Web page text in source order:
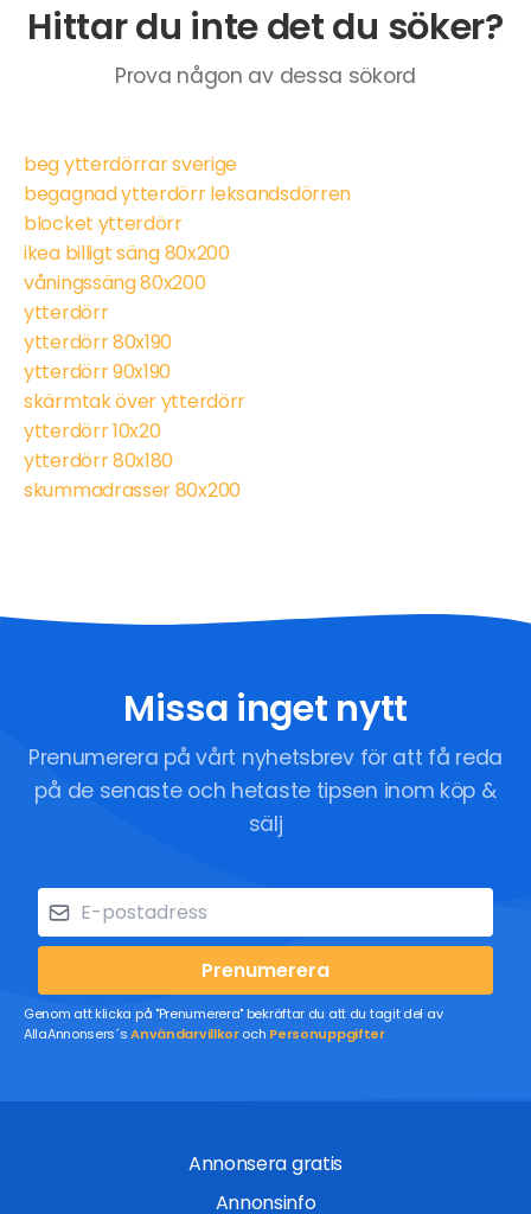
Hittar du inte det du söker?
Prova någon av dessa sökord
beg ytterdörrar sverige
begagnad ytterdörr leksandsdörren
blocket ytterdörr
ikea billigt säng 80x200
våningssäng 80x200
ytterdörr
ytterdörr 80x190
ytterdörr 90x190
skärmtak över ytterdörr
ytterdörr 10x20
ytterdörr 80x180
skummadrasser 80x200
Missa inget nytt
Prenumerera på vårt nyhetsbrev för att få reda
på de senaste och hetaste tipsen inom köp &
sälj
Prenumerera
Genom att klicka på "Prenumerera" bekräftar du att du tagit del av
AllaAnnonsers´sAnvändarvillkoroch Personuppgifter
Annonsera gratis
Annonsinfo